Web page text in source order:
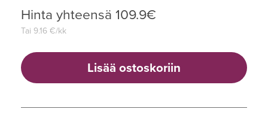
Hinta yhteensä 109.9€
Tai 9.16 €/kk
Lisää ostoskoriin